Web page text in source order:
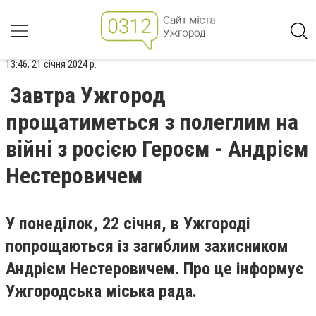
13:46, 21 січня 2024 р.
Завтра Ужгород
прощатиметься з полеглим на
війні з росією Героєм - Андрієм
Нестеровичем
У понеділок, 22 січня, в Ужгороді
попрощаються із загиблим захисником
Андрієм Нестеровичем. Про це інформує
Ужгородська міська рада.